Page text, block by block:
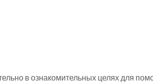
в ознакомительных целях для